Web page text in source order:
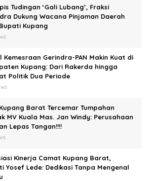
Tudingan ‘Gali Lubang’, Fraksi
Dukung Wacana Pinjaman Daerah
Kupang
Kemesraan Gerindra-PAN Makin Kuat di
Kupang: Dari Rakerda hingga
Politik Dua Periode
Barat Tercemar Tumpahan
MV Kuala Mas. Jan Windy: Perusahaan
Lepas Tangan!!!!
Kinerja Camat Kupang Barat,
Yosef Lede: Dedikasi Tanpa Mengenal